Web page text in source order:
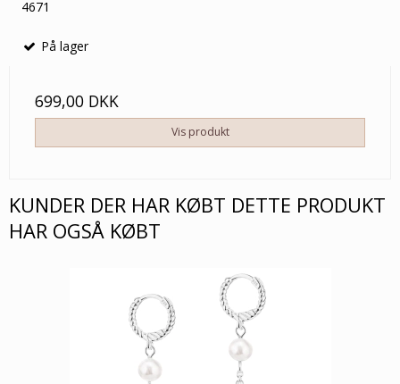
4671
På lager
699,00 DKK
Vis produkt
KUNDER DER HAR KØBT DETTE PRODUKT
HAR OGSÅ KØBT